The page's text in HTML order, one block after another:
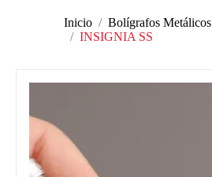
Inicio
Bolígrafos Metálicos
INSIGNIA SS